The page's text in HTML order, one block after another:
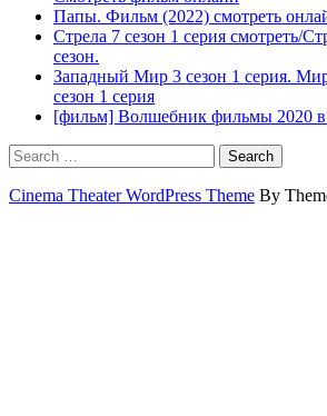
Папы. Фильм (2022) смотреть
Стрела 7 сезон 1 серия смотреть/
сезон.
Западный Мир 3 сезон 1 серия.
сезон 1 серия
[фильм] Волшебник фильмы 2020 в
Search
Cinema Theater WordPress Theme By